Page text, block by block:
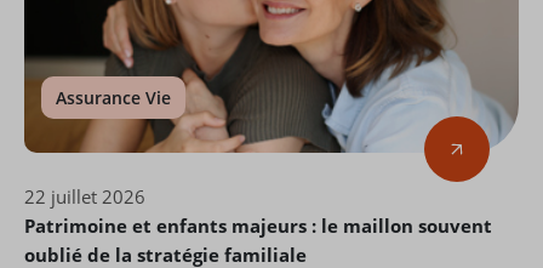
Assurance Vie
22 juillet 2026
Patrimoine et enfants majeurs : le maillon souvent
oublié de la stratégie familiale